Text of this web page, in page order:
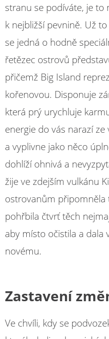
stranu se podíváte, je
k nejbližší pevnině. Už
se jedná o hodně
řetězec ostrovů
přičemž Big Island
kořenovou. Disponuje
která prý urychluje
energie do vás narazí
a vyplivne jako něco
dohlíží ohnivá a
žije ve zdejším vulkánu
ostrovanům připomněla
pohřbila čtvrť těch
aby místo očistila a dala
novému.
Zastavení
Ve chvíli, kdy se